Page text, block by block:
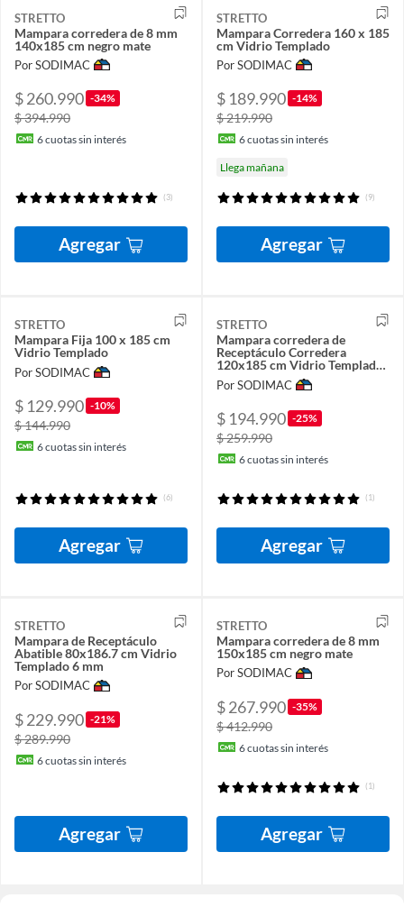
STRETTO
Mampara corredera de 8 mm
140x185 cm negro mate
Por SODIMAC
$ 260.990 -34%
$ 394.990
6cuotas sin interés
(3)
Agregar
STRETTO
Mampara Corredera 160 x 185
cm Vidrio Templado
Por SODIMAC
$ 189.990 -14%
$ 219.990
6cuotas sin interés
Llega mañana
(9)
Agregar
STRETTO
Mampara Fija 100 x 185 cm
Vidrio Templado
Por SODIMAC
$ 129.990 -10%
$ 144.990
6cuotas sin interés
(6)
Agregar
STRETTO
Mampara corredera de
Receptáculo Corredera
120x185 cm Vidrio Templado
6 mm
Por SODIMAC
$ 194.990 -25%
$ 259.990
6cuotas sin interés
(1)
Agregar
STRETTO
Mampara de Receptáculo
Abatible 80x186.7 cm Vidrio
Templado 6 mm
Por SODIMAC
$ 229.990 -21%
$ 289.990
6cuotas sin interés
Agregar
STRETTO
Mampara corredera de 8 mm
150x185 cm negro mate
Por SODIMAC
$ 267.990 -35%
$ 412.990
6cuotas sin interés
(1)
Agregar